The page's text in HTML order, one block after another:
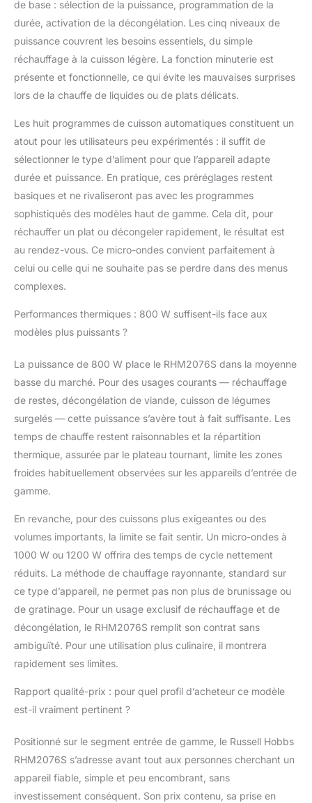
de base : sélection de la puissance, programmation de la
durée, activation de la décongélation. Les cinq niveaux de
puissance couvrent les besoins essentiels, du simple
réchauffage à la cuisson légère. La fonction minuterie est
présente et fonctionnelle, ce qui évite les mauvaises surprises
lors de la chauffe de liquides ou de plats délicats.
Les huit programmes de cuisson automatiques constituent un
atout pour les utilisateurs peu expérimentés : il suffit de
sélectionner le type d’aliment pour que l’appareil adapte
durée et puissance. En pratique, ces préréglages restent
basiques et ne rivaliseront pas avec les programmes
sophistiqués des modèles haut de gamme. Cela dit, pour
réchauffer un plat ou décongeler rapidement, le résultat est
au rendez-vous. Ce micro-ondes convient parfaitement à
celui ou celle qui ne souhaite pas se perdre dans des menus
complexes.
Performances thermiques : 800 W suffisent-ils face aux
modèles plus puissants ?
La puissance de 800 W place le RHM2076S dans la moyenne
basse du marché. Pour des usages courants — réchauffage
de restes, décongélation de viande, cuisson de légumes
surgelés — cette puissance s’avère tout à fait suffisante. Les
temps de chauffe restent raisonnables et la répartition
thermique, assurée par le plateau tournant, limite les zones
froides habituellement observées sur les appareils d’entrée de
gamme.
En revanche, pour des cuissons plus exigeantes ou des
volumes importants, la limite se fait sentir. Un micro-ondes à
1000 W ou 1200 W offrira des temps de cycle nettement
réduits. La méthode de chauffage rayonnante, standard sur
ce type d’appareil, ne permet pas non plus de brunissage ou
de gratinage. Pour un usage exclusif de réchauffage et de
décongélation, le RHM2076S remplit son contrat sans
ambiguïté. Pour une utilisation plus culinaire, il montrera
rapidement ses limites.
Rapport qualité-prix : pour quel profil d’acheteur ce modèle
est-il vraiment pertinent ?
Positionné sur le segment entrée de gamme, le Russell Hobbs
RHM2076S s’adresse avant tout aux personnes cherchant un
appareil fiable, simple et peu encombrant, sans
investissement conséquent. Son prix contenu, sa prise en